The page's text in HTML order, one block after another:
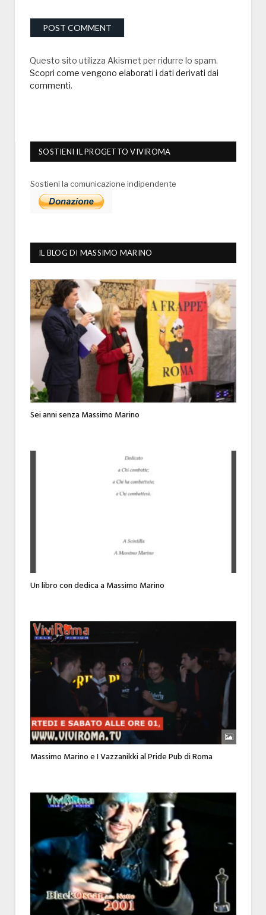
Questo sito utilizza Akismet per ridurre lo spam.
Scopri come vengono elaborati i dati derivati dai
commenti.
SOSTIENI IL PROGETTO VIVIROMA
Sostieni la comunicazione indipendente
IL BLOG DI MASSIMO MARINO
Sei anni senza Massimo Marino
Un libro con dedica a Massimo Marino
Massimo Marino e I Vazzanikki al Pride Pub di Roma